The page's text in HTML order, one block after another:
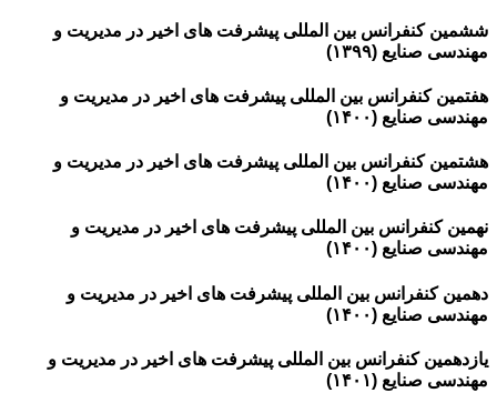
ششمین کنفرانس بین المللی پیشرفت های اخیر در مدیریت و
مهندسی صنایع (۱۳۹۹)
هفتمین کنفرانس بین المللی پیشرفت های اخیر در مدیریت و
مهندسی صنایع (۱۴۰۰)
هشتمین کنفرانس بین المللی پیشرفت های اخیر در مدیریت و
مهندسی صنایع (۱۴۰۰)
نهمین کنفرانس بین المللی پیشرفت های اخیر در مدیریت و
مهندسی صنایع (۱۴۰۰)
دهمین کنفرانس بین المللی پیشرفت های اخیر در مدیریت و
مهندسی صنایع (۱۴۰۰)
یازدهمین کنفرانس بین المللی پیشرفت های اخیر در مدیریت و
مهندسی صنایع (۱۴۰۱)